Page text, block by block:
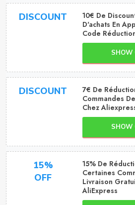
DISCOUNT
10€ De
D'achats En
Code
SHOW
DISCOUNT
7€ De
Commandes
Chez
SHOW
15%
OFF
15% De
Certaines
Livraison
AliExpress